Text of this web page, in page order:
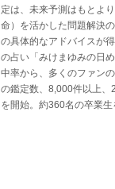
定は、未来予測はもとよ
命）を活かした問題解決
の具体的なアドバイスが
の占い「みけまゆみの日
中率から、多くのファン
の鑑定数、8,000件以上
を開始。約360名の卒業生